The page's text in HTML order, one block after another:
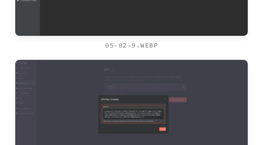
05-02-9.WEBP